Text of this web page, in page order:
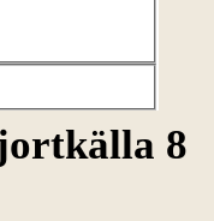
8